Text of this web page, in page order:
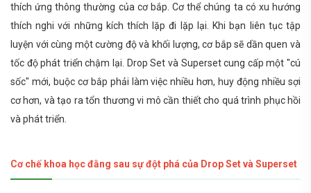
thích ứng thông thường của cơ bắp. Cơ thể chúng ta có xu hướng
thích nghi với những kích thích lặp đi lặp lại. Khi bạn liên tục tập
luyện với cùng một cường độ và khối lượng, cơ bắp sẽ dần quen và
tốc độ phát triển chậm lại. Drop Set và Superset cung cấp một "cú
sốc" mới, buộc cơ bắp phải làm việc nhiều hơn, huy động nhiều sợi
cơ hơn, và tạo ra tổn thương vi mô cần thiết cho quá trình phục hồi
và phát triển.
Cơ chế khoa học đằng sau sự đột phá của Drop Set và Superset